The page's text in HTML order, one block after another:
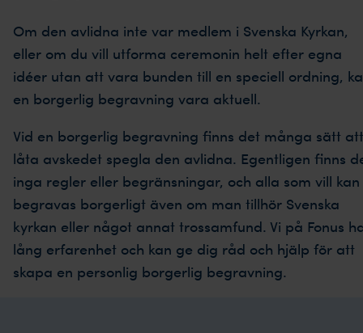
Om den avlidna inte var medlem i Svenska Kyrkan,
eller om du vill utforma ceremonin helt efter egna
idéer utan att vara bunden till en speciell ordning,
en borgerlig begravning vara aktuell.
Vid en borgerlig begravning finns det många sätt att
låta avskedet spegla den avlidna. Egentligen finns
inga regler eller begränsningar, och alla som vill kan
begravas borgerligt även om man tillhör Svenska
kyrkan eller något annat trossamfund. Vi på Fonus
lång erfarenhet och kan ge dig råd och hjälp för att
skapa en personlig borgerlig begravning.